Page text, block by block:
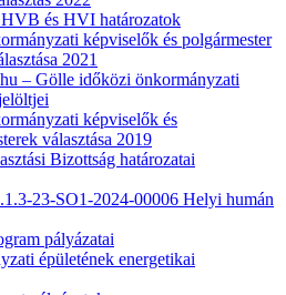
és HVI határozatok
képviselők és polgármester
2021
– Gölle időközi önkormányzati
képviselők és
választása 2019
Bizottság határozatai
23-SO1-2024-00006 Helyi humán
pályázatai
épületének energetikai